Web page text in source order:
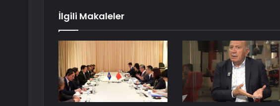
İlgili Makaleler